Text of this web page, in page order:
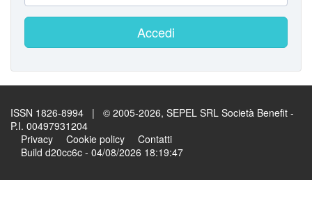
Accedi
ISSN 1826-8994 | © 2005-2026, SEPEL SRL Società Benefit -
P.I. 00497931204
Privacy
Cookie policy
Contatti
Build d20cc6c - 04/08/2026 18:19:47